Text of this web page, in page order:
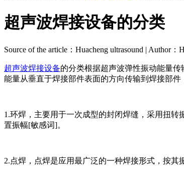
超声波焊接设备的分类
Source of the article：Huacheng ultrasound | Author：
超声波焊接设备的分类根据超声波弹性振动能量
能量从垂直于焊接部件表面的方向传输到焊接部
1.环焊，主要用于一次成型的封闭焊缝，采用扭
置振幅[敏感词]。
2.点焊，点焊是应用最广泛的一种焊接形式，按